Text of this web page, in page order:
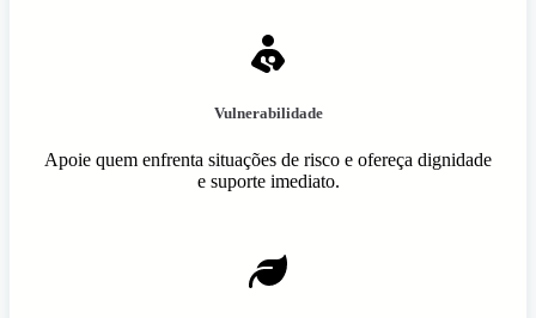
Vulnerabilidade
Apoie quem enfrenta situações de risco e ofereça dignidade
e suporte imediato.